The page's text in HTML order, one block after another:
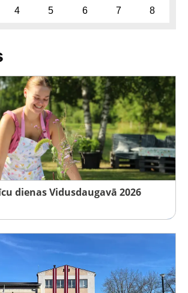
4 5 6 7 8
dienas Vidusdaugavā 2026